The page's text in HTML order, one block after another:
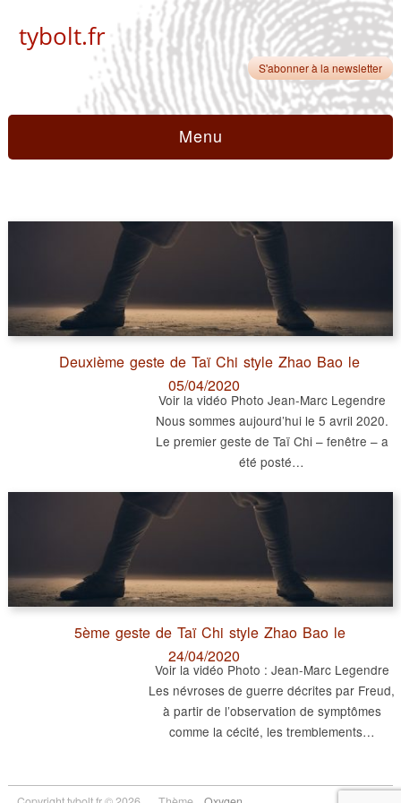
tybolt.fr
S'abonner à la newsletter
Menu
Deuxième geste de Taï Chi style Zhao Bao le
05/04/2020
Voir la vidéo Photo Jean-Marc Legendre
Nous sommes aujourd’hui le 5 avril 2020.
Le premier geste de Taï Chi – fenêtre – a
été posté…
5ème geste de Taï Chi style Zhao Bao le
24/04/2020
Voir la vidéo Photo : Jean-Marc Legendre
Les névroses de guerre décrites par Freud,
à partir de l’observation de symptômes
comme la cécité, les tremblements…